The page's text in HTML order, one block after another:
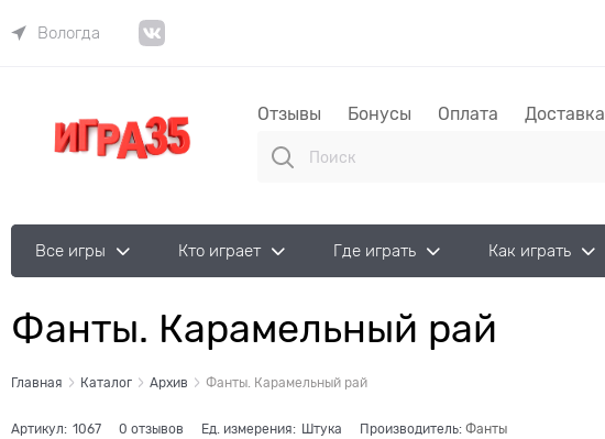
Вологда
Отзывы Бонусы Оплата Доставка
Все игры Кто играет Где играть Как играть
Фанты. Карамельный рай
Главная Каталог Архив Фанты. Карамельный рай
Артикул: 1067 0 отзывов Ед. измерения: Штука Производитель: Фанты